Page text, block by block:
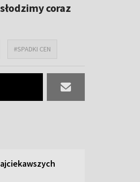
coraz
#SPADKI CEN